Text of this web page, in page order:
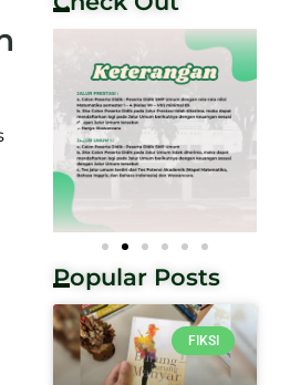
Popular Posts
FIKSI